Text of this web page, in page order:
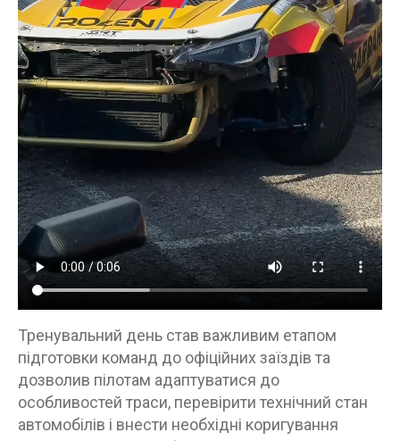
Тренувальний день став важливим етапом
підготовки команд до офіційних заїздів та
дозволив пілотам адаптуватися до
особливостей траси, перевірити технічний стан
автомобілів і внести необхідні коригування